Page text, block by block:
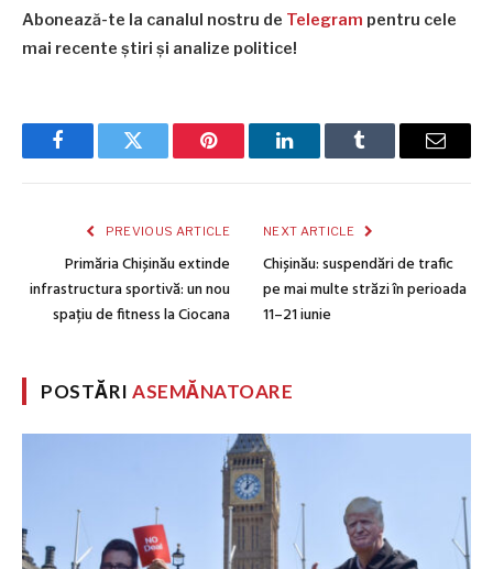
Abonează-te la canalul nostru de Telegram pentru cele
mai recente știri și analize politice!
FacebookTwitter Pinterest LinkedInTumblr Email
PREVIOUS ARTICLE
Primăria Chișinău extinde
infrastructura sportivă: un nou
spațiu de fitness la Ciocana
NEXT ARTICLE
Chișinău: suspendări de trafic
pe mai multe străzi în perioada
11–21 iunie
POSTĂRIASEMĂNATOARE